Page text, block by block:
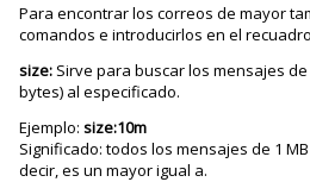
Para encontrar los correos de mayor
comandos e introducirlos en el
size: Sirve para buscar los mensajes
bytes) al especificado.
Ejemplo: size:10m
Significado: todos los mensajes de 1 MB
decir, es un mayor igual a.